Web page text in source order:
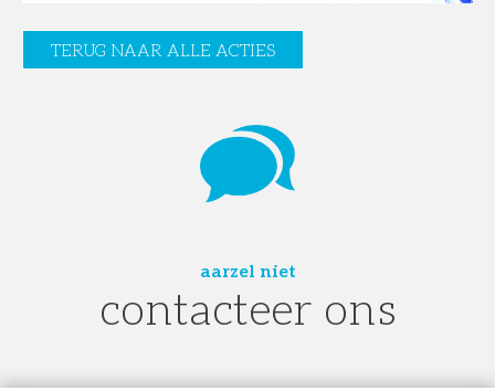
TERUG NAAR ALLE ACTIES
aarzel niet
contacteer ons